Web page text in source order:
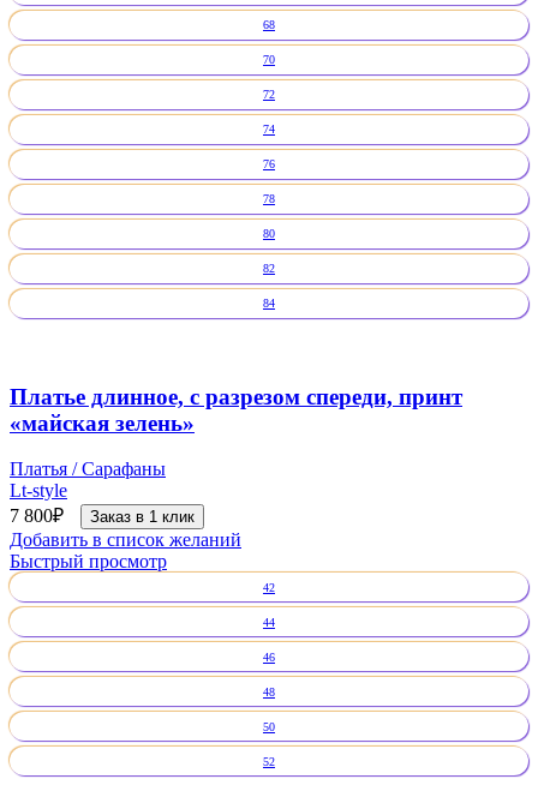
68
70
72
74
76
78
80
82
84
Платье длинное, с разрезом спереди, принт
«майская зелень»
Платья / Сарафаны
Lt-style
7 800₽ Заказ в 1 клик
Добавить в список желаний
Быстрый просмотр
42
44
46
48
50
52